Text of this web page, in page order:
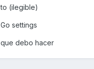
to (ilegible)
Go settings
que debo hacer